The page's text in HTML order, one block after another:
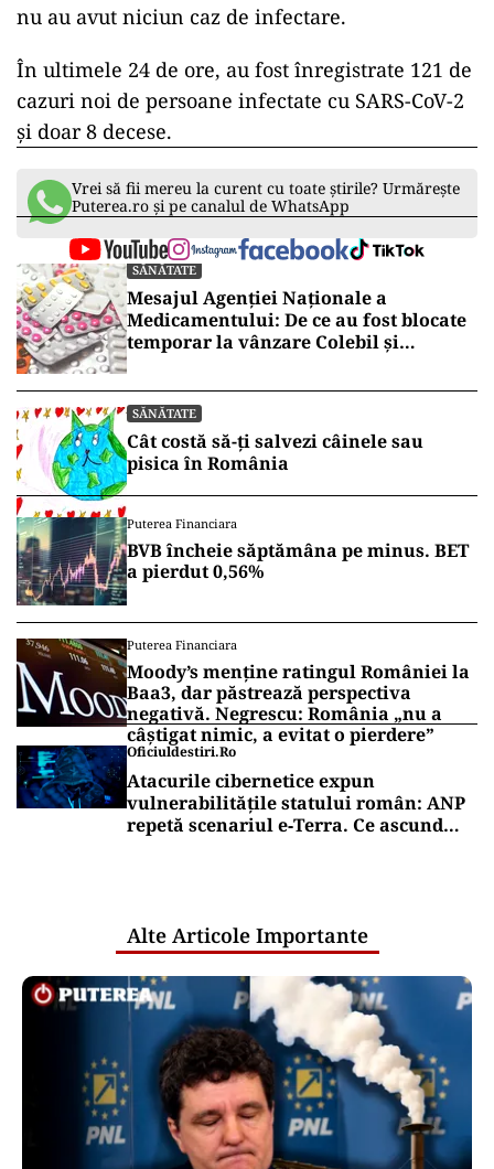
Conform GCS, patru judeţe şi Capitala au avut
19 faţă de ultima raportare, respectiv Prahova –
15, Bucureşti – 14, Argeş – 13, Timiş şi Cluj – câte
10 cazuri.
Judeţele Botoşani, Hunedoara, Olt şi Satu Mare
nu au avut niciun caz de infectare.
În ultimele 24 de ore, au fost înregistrate 121 de
cazuri noi de persoane infectate cu SARS-CoV-2
și doar 8 decese.
Vrei să fii mereu la curent cu toate știrile? Urmărește
Puterea.ro și pe canalul de WhatsApp
Mesajul Agenției Naționale a
Medicamentului: De ce au fost blocate
temporar la vânzare Colebil și
Panzcebil
SĂNĂTATE
pisica în România
Moody’s menține ratingul României la
Baa3, dar păstrează perspectiva
negativă. Negrescu: România „nu a
câștigat nimic, a evitat o pierdere”
Oficiuldestiri.ro
Atacurile cibernetice expun
vulnerabilitățile statului român: ANP
repetă scenariul e‑Terra. Ce ascund